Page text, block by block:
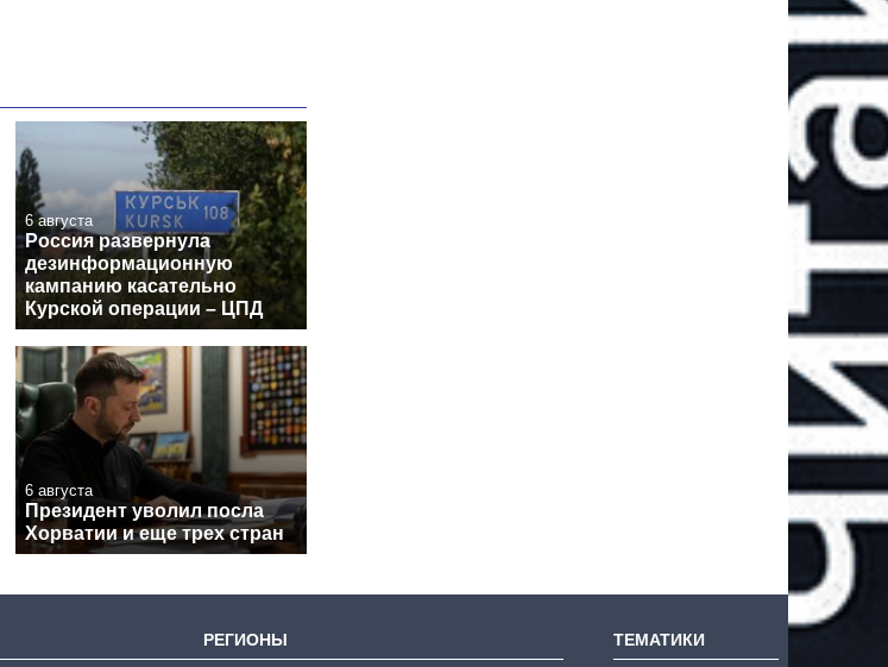
6 августа
Россия развернула
дезинформационную
кампанию касательно
Курской операции – ЦПД
6 августа
Президент уволил посла
Хорватии и еще трех стран
РЕГИОНЫ ТЕМАТИКИ